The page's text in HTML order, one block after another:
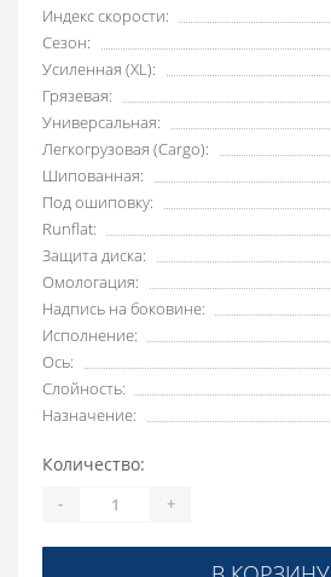
Индекс скорости:
Сезон:
Усиленная (XL):
Грязевая:
Универсальная:
Легкогрузовая (Cargo):
Шипованная:
Под ошиповку:
Runflat:
Защита диска:
Омологация:
Надпись на боковине:
Исполнение:
Ось:
Слойность:
Назначение:
Количество:
- +